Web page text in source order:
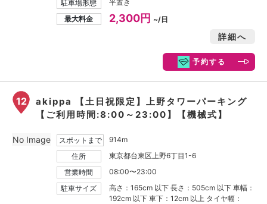
駐車場形態
平置き
最大料金
2,300円 ~/日
詳細へ
予約する
12
akippa 【土日祝限定】上野タワーパーキング
【ご利用時間:8:00～23:00】【機械式】
スポットまで
914m
住所
東京都台東区上野6丁目1-6
営業時間
08:00〜23:00
駐車サイズ
高さ：165cm 以下 長さ：505cm 以下 車幅：
192cm 以下 車下：12cm 以上 タイヤ幅：
No Image